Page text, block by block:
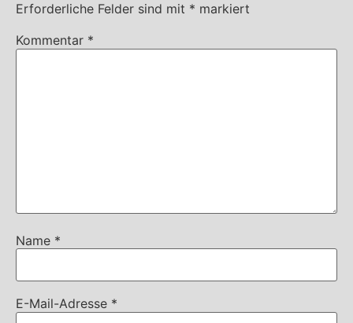
Erforderliche Felder sind mit * markiert
Kommentar *
Name *
E-Mail-Adresse *